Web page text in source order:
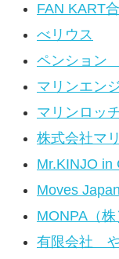
FAN KART
べリウス
ペンション
マリンエン
マリンロッ
株式会社マ
Mr.KINJO in
Moves
MONPA（株
有限会社 や